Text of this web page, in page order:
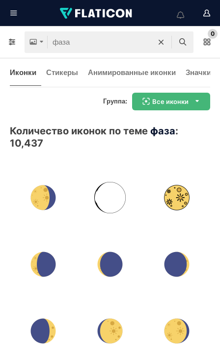
0
Иконки Стикеры Анимированные иконки Значки
Группа: Все иконки
Количество иконок по теме фаза:
10,437